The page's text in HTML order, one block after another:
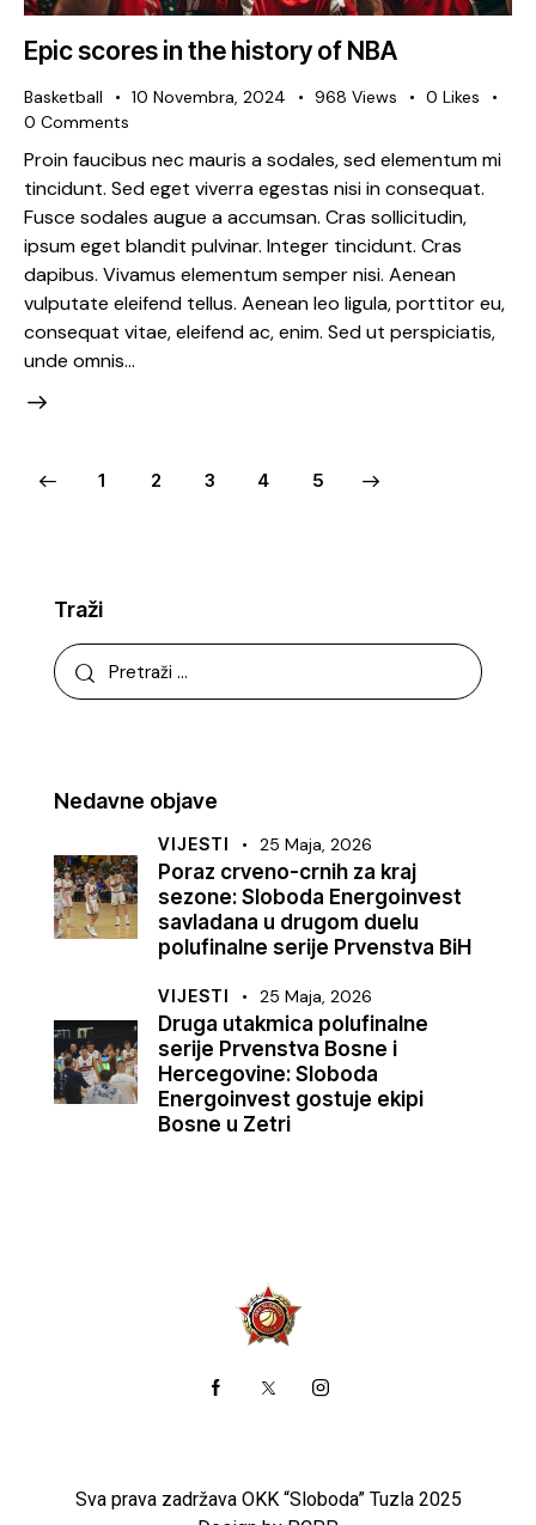
Epic scores in the history of NBA
Basketball 10 Novembra, 2024 968 Views 0 Likes
0 Comments
Proin faucibus nec mauris a sodales, sed elementum mi
tincidunt. Sed eget viverra egestas nisi in consequat.
Fusce sodales augue a accumsan. Cras sollicitudin,
ipsum eget blandit pulvinar. Integer tincidunt. Cras
dapibus. Vivamus elementum semper nisi. Aenean
vulputate eleifend tellus. Aenean leo ligula, porttitor eu,
consequat vitae, eleifend ac, enim. Sed ut perspiciatis,
unde omnis…
1 2 3 4 5
Traži
Nedavne objave
VIJESTI 25 Maja, 2026
Poraz crveno-crnih za kraj
sezone: Sloboda Energoinvest
savladana u drugom duelu
polufinalne serije Prvenstva BiH
VIJESTI 25 Maja, 2026
Druga utakmica polufinalne
serije Prvenstva Bosne i
Hercegovine: Sloboda
Energoinvest gostuje ekipi
Bosne u Zetri
Sva prava zadržava OKK “Sloboda” Tuzla 2025